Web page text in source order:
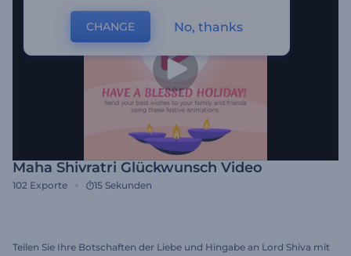
Maha Shivratri Glückwunsch Video
102 Exporte 15 Sekunden
Teilen Sie Ihre Botschaften der Liebe und Hingabe an Lord Shiva mit
CHANGE No, thanks